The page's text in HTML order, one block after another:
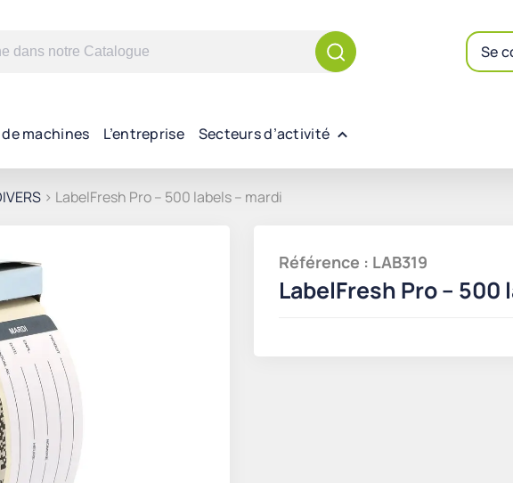
Se
machines L’entreprise Secteurs d’activité
> LabelFresh Pro – 500 labels – mardi
Référence : LAB319
LabelFresh Pro – 500